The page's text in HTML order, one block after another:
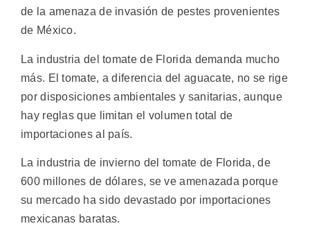
de la amenaza de invasión de pestes provenientes
de México.
La industria del tomate de Florida demanda mucho
más. El tomate, a diferencia del aguacate, no se rige
por disposiciones ambientales y sanitarias, aunque
hay reglas que limitan el volumen total de
importaciones al país.
La industria de invierno del tomate de Florida, de
600 millones de dólares, se ve amenazada porque
su mercado ha sido devastado por importaciones
mexicanas baratas.